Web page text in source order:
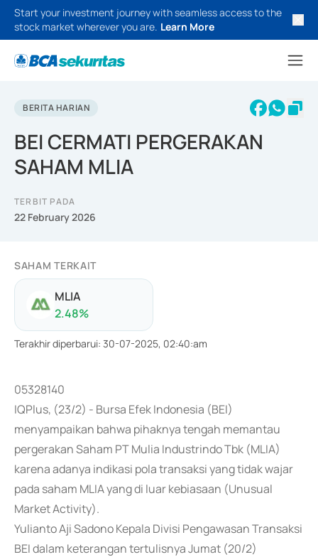
Start your investment journey with seamless access to the
stock market wherever you are. Learn More
BERITA HARIAN
BEI CERMATI PERGERAKAN
SAHAM MLIA
TERBIT PADA
22 February 2026
SAHAM TERKAIT
MLIA
2.48%
Terakhir diperbarui: 30-07-2025, 02:40:am
05328140
IQPlus, (23/2) - Bursa Efek Indonesia (BEI)
menyampaikan bahwa pihaknya tengah memantau
pergerakan Saham PT Mulia Industrindo Tbk (MLIA)
karena adanya indikasi pola transaksi yang tidak wajar
pada saham MLIA yang di luar kebiasaan (Unusual
Market Activity).
Yulianto Aji Sadono Kepala Divisi Pengawasan Transaksi
BEI dalam keterangan tertulisnya Jumat (20/2)